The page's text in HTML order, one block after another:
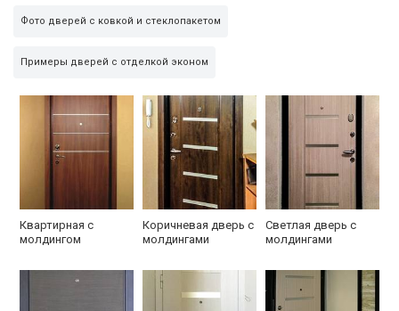
Фото дверей с ковкой и стеклопакетом
Примеры дверей с отделкой эконом
Квартирная с
молдингом
Коричневая дверь с
молдингами
Светлая дверь с
молдингами